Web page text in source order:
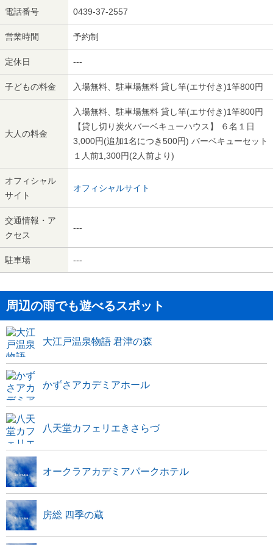
電話番号 0439-37-2557
営業時間 予約制
定休日 ---
子どもの料金 入場無料、駐車場無料 貸し竿(エサ付き)1竿800円
大人の料金
入場無料、駐車場無料 貸し竿(エサ付き)1竿800円
【貸し切り炭火バーベキューハウス】 ６名１日
3,000円(追加1名につき500円) バーベキューセット
１人前1,300円(2人前より)
オフィシャル
サイト
オフィシャルサイト
交通情報・ア
クセス
---
駐車場 ---
周辺の雨でも遊べるスポット
大江戸温泉物語 君津の森
かずさアカデミアホール
八天堂カフェリエきさらづ
オークラアカデミアパークホテル
房総 四季の蔵